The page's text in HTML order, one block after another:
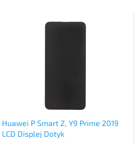
Huawei P Smart Z, Y9 Prime 2019
LCD Displej Dotyk